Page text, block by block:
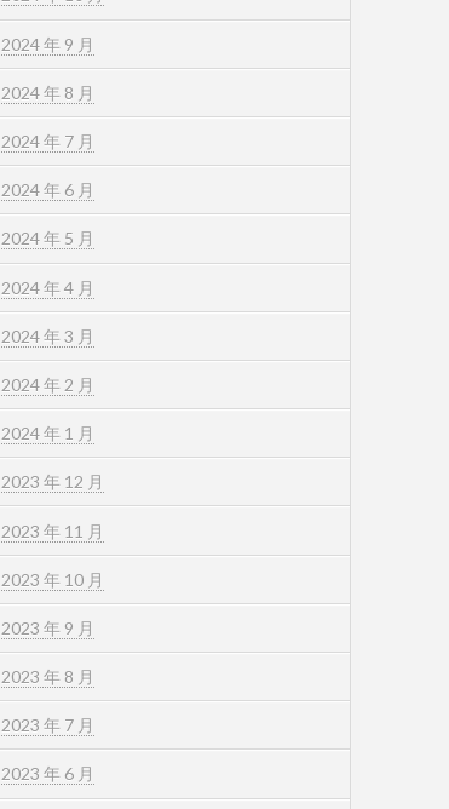
2024 年 9 月
2024 年 8 月
2024 年 7 月
2024 年 6 月
2024 年 5 月
2024 年 4 月
2024 年 3 月
2024 年 2 月
2024 年 1 月
2023 年 12 月
2023 年 11 月
2023 年 10 月
2023 年 9 月
2023 年 8 月
2023 年 7 月
2023 年 6 月